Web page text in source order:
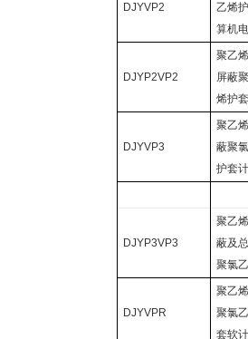
DJYVP2
乙烯
算机
DJYP2VP2
聚乙
屏蔽
烯护
DJYVP3
聚乙
蔽聚
护套
DJYP3VP3
聚乙
蔽及
聚氯
DJYVPR
聚乙
聚氯
套软